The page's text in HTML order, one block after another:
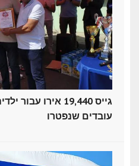
עובדים שנפטרו